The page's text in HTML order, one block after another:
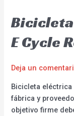
E Cycle
Deja un
Bicicleta eléctrica
fábrica y
objetivo firme